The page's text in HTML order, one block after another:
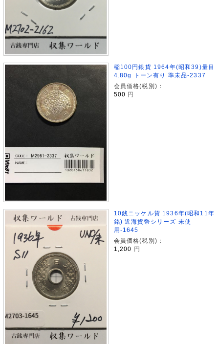
稲100円銀貨 1964年(昭和39)量目
4.80g トーン有り 準未品‐2337
会員価格(税別)：
500 円
10銭ニッケル貨 1936年(昭和11年
銘) 近海貨幣シリーズ 未使
用-1645
会員価格(税別)：
1,200 円